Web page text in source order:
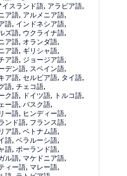
イスランド語, アラビア語,
ア語, アルメニア語,
語, インドネシア語,
ズ語, ウクライナ語,
ア語, オランダ語,
ア語, ギリシャ語,
ア語, ジョージア語,
デン語, スペイン語,
ア語, セルビア語, タイ語,
語,チェコ語,
ク語, ドイツ語, トルコ語,
ー語,バスク語,
ー語, ヒンディー語,
ンド語, フランス語,
ア語,ベトナム語,
語,ベラルーシ語,
語, ポーランド語,
ル語, マケドニア語,
ィー語, マレー語,